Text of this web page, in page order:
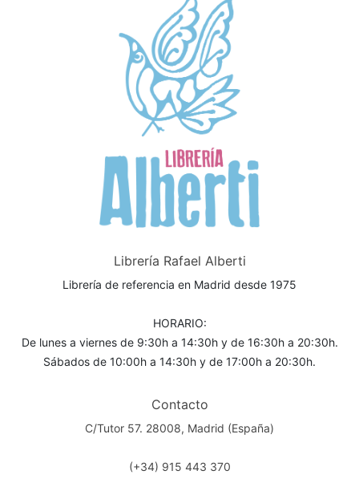
Librería Rafael Alberti
Librería de referencia en Madrid desde 1975
HORARIO:
De lunes a viernes de 9:30h a 14:30h y de 16:30h a 20:30h.
Sábados de 10:00h a 14:30h y de 17:00h a 20:30h.
Contacto
C/Tutor 57. 28008, Madrid (España)
(+34) 915 443 370